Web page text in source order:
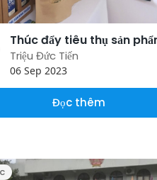
Triệu Đức Tiến
06 Sep 2023
Đọc thêm